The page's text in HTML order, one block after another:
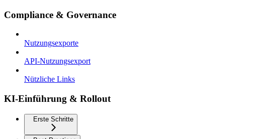
Compliance & Governance
Nutzungsexporte
API-Nutzungsexport
Nützliche Links
KI-Einführung & Rollout
Erste Schritte